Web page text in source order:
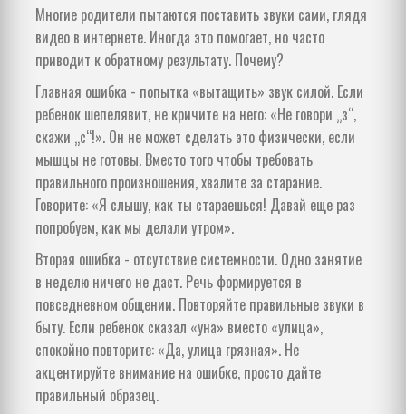
Многие родители пытаются поставить звуки сами, глядя
видео в интернете. Иногда это помогает, но часто
приводит к обратному результату. Почему?
Главная ошибка - попытка «вытащить» звук силой. Если
ребенок шепелявит, не кричите на него: «Не говори „з“,
скажи „с“!». Он не может сделать это физически, если
мышцы не готовы. Вместо того чтобы требовать
правильного произношения, хвалите за старание.
Говорите: «Я слышу, как ты стараешься! Давай еще раз
попробуем, как мы делали утром».
Вторая ошибка - отсутствие системности. Одно занятие
в неделю ничего не даст. Речь формируется в
повседневном общении. Повторяйте правильные звуки в
быту. Если ребенок сказал «уна» вместо «улица»,
спокойно повторите: «Да, улица грязная». Не
акцентируйте внимание на ошибке, просто дайте
правильный образец.